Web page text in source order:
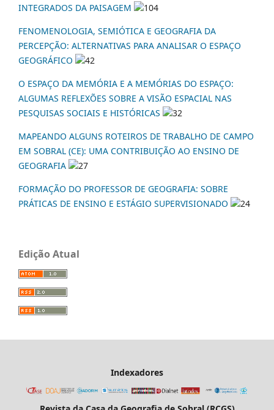
INTEGRADOS DA PAISAGEM
104
FENOMENOLOGIA, SEMIÓTICA E GEOGRAFIA DA
PERCEPÇÃO: ALTERNATIVAS PARA ANALISAR O ESPAÇO
GEOGRÁFICO
42
O ESPAÇO DA MEMÓRIA E A MEMÓRIAS DO ESPAÇO:
ALGUMAS REFLEXÕES SOBRE A VISÃO ESPACIAL NAS
PESQUISAS SOCIAIS E HISTÓRICAS
32
MAPEANDO ALGUNS ROTEIROS DE TRABALHO DE CAMPO
EM SOBRAL (CE): UMA CONTRIBUIÇÃO AO ENSINO DE
GEOGRAFIA
27
FORMAÇÃO DO PROFESSOR DE GEOGRAFIA: SOBRE
PRÁTICAS DE ENSINO E ESTÁGIO SUPERVISIONADO
24
Edição Atual
Indexadores